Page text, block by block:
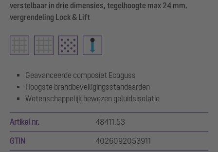
verstelbaar in drie dimensies, tegelhoogte max 24 mm,
vergrendeling Lock & Lift
Geavanceerde composiet Ecoguss
Hoogste brandbeveiligingsstandaarden
Wetenschappelijk bewezen geluidsisolatie
Artikel nr. 48411.53
GTIN 4026092053911